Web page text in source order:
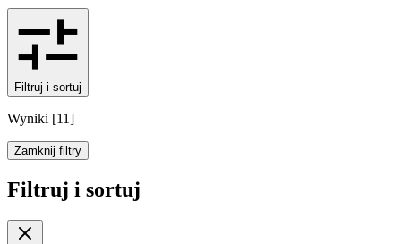
Filtruj i sortuj
Wyniki [11]
Zamknij filtry
Filtruj i sortuj